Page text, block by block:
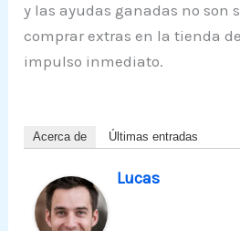
y las ayudas ganadas no son
comprar extras en la tienda
impulso inmediato.
Acerca de Últimas entradas
Lucas